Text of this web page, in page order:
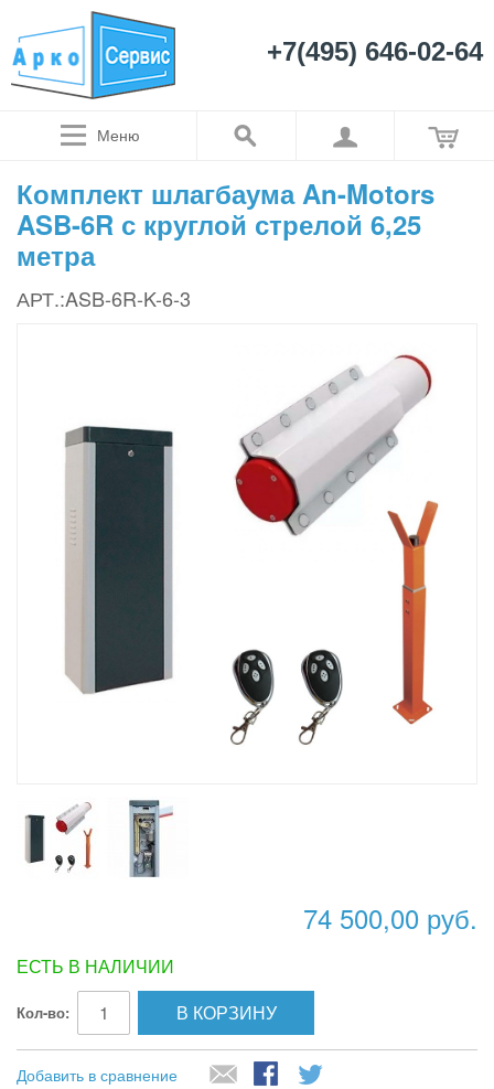
+7(495) 646-02-64
Меню
Комплект шлагбаума An-Motors
ASB-6R с круглой стрелой 6,25
метра
АРТ.:ASB-6R-K-6-3
74 500,00 руб.
ЕСТЬ В НАЛИЧИИ
Кол-во: В КОРЗИНУ
Добавить в сравнение